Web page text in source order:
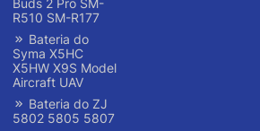
Buds 2 Pro SM-
R510 SM-R177
Bateria do
Syma X5HC
X5HW X9S Model
Aircraft UAV
Bateria do ZJ
5802 5805 5807